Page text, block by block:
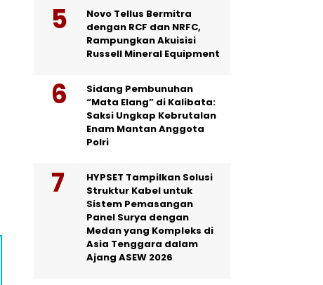
Novo Tellus Bermitra
dengan RCF dan NRFC,
Rampungkan Akuisisi
Russell Mineral Equipment
Sidang Pembunuhan
“Mata Elang” di Kalibata:
Saksi Ungkap Kebrutalan
Enam Mantan Anggota
Polri
HYPSET Tampilkan Solusi
Struktur Kabel untuk
Sistem Pemasangan
Panel Surya dengan
Medan yang Kompleks di
Asia Tenggara dalam
Ajang ASEW 2026